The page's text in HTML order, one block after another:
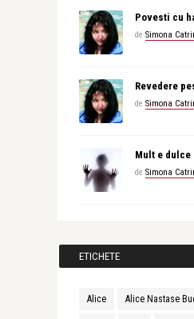
Povesti cu
de Simona
Revedere
de Simona
Mult e dulce
de Simona
ETICHETE
Alice Alice Nastase